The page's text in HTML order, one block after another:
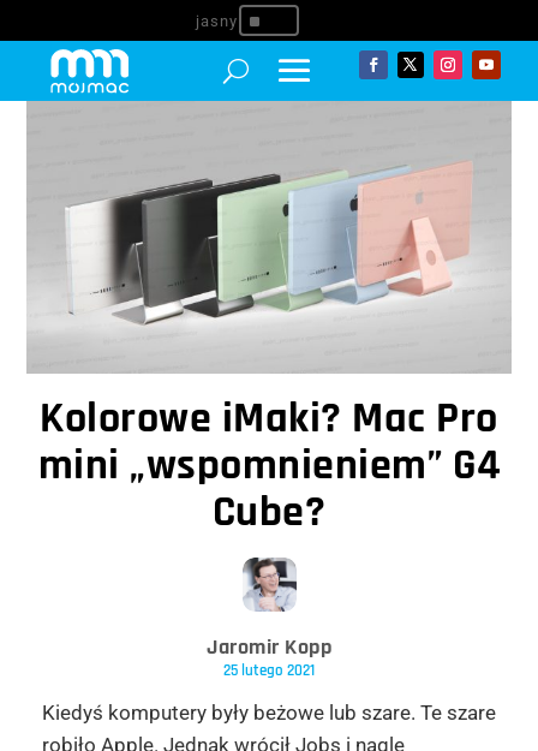
^
Kolorowe iMaki? Mac Pro
mini „wspomnieniem” G4
Cube?
Jaromir Kopp
25 lutego 2021
Kiedyś komputery były beżowe lub szare. Te szare
robiło Apple. Jednak wrócił Jobs i nagle